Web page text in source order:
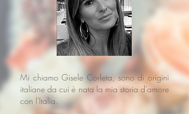
Mi chiamo Gisele Corleta, sono di origini
italiane da cui è nata la mia storia d'amore
con l'Italia.